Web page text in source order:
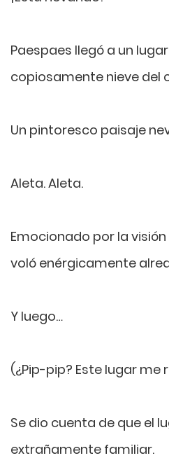
Paespaes llegó a un
copiosamente nieve del
Un pintoresco paisaje
Aleta. Aleta.
Emocionado por la
voló enérgicamente
Y luego…
(¿Pip-pip? Este lugar me
Se dio cuenta de que el
extrañamente familiar.